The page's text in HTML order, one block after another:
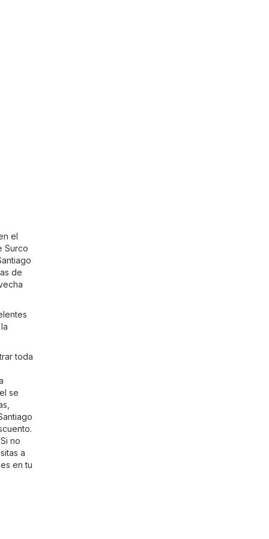
el
Surco
de
toda
se
no
a
en tu